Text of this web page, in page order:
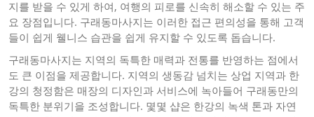
지를 받을 수 있게 하여, 여행의 피로를 신속히 해소할 수 있는 주
요 장점입니다. 구래동마사지는 이러한 접근 편의성을 통해 고객
들이 쉽게 웰니스 습관을 쉽게 유지할 수 있도록 돕습니다.
구래동마사지는 지역의 독특한 매력과 전통를 반영하는 점에서
도 큰 이점을 제공합니다. 지역의 생동감 넘치는 상업 지역과 한
강의 청정함은 매장의 디자인과 서비스에 녹아들어 구래동만의
독특한 분위기을 조성합니다. 몇몇 샵은 한강의 녹색 톤과 자연